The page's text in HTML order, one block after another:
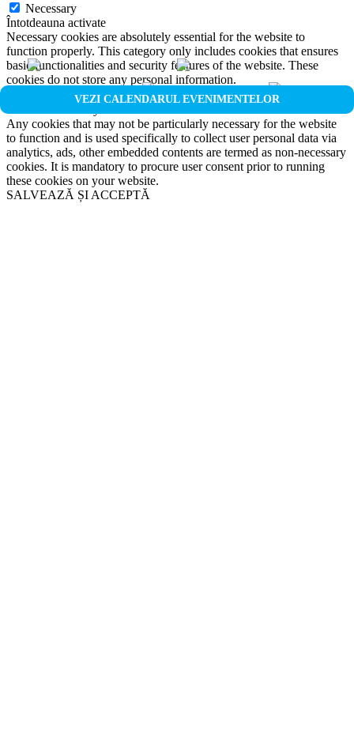
VEZI CALENDARUL EVENIMENTELOR
Necessary
Întotdeauna activate
Necessary cookies are absolutely essential for the website to
function properly. This category only includes cookies that ensures
basic functionalities and security features of the website. These
cookies do not store any personal information.
Non-necessary
Any cookies that may not be particularly necessary for the website
to function and is used specifically to collect user personal data via
analytics, ads, other embedded contents are termed as non-necessary
cookies. It is mandatory to procure user consent prior to running
these cookies on your website.
SALVEAZĂ ȘI ACCEPTĂ